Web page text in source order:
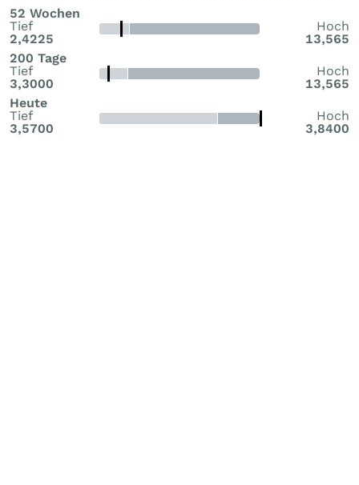
52 Wochen
Tief
2,4225
Hoch
13,565
200 Tage
Tief
3,3000
Hoch
13,565
Heute
Tief
3,5700
Hoch
3,8400